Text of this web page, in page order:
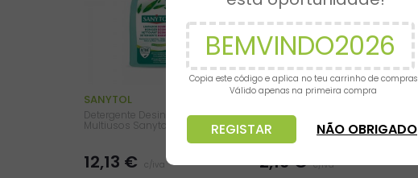
SANYTOL
Detergente Desinfetante
Multiusos Sanytol 5L
12,13 € c/iva
UHU
Detergente Desinfetante e
Protetor Chão UHU 900ml
2,16 €c/iva
Copia este código e aplica no teu carrinho de compras
Válido apenas na primeira compra
REGISTAR NÃO OBRIGADO
BEMVINDO2026